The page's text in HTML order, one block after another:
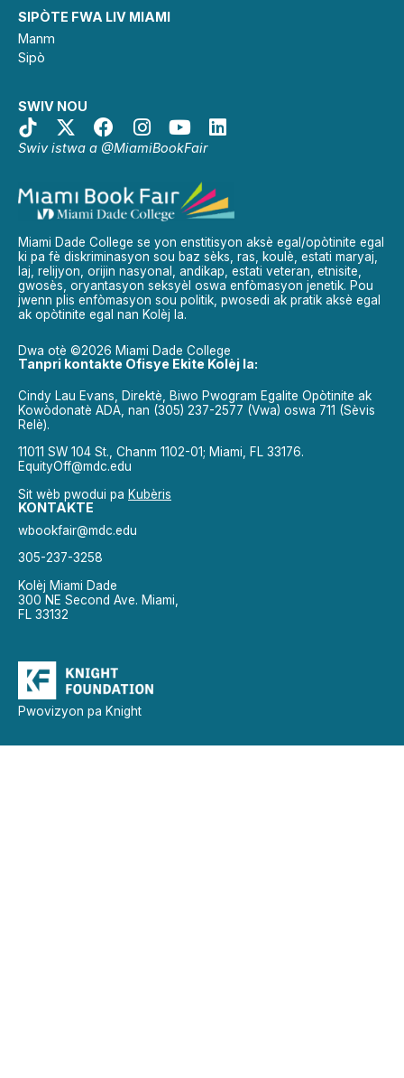
SIPÒTE FWA LIV MIAMI
Manm
Sipò
SWIV NOU
Swiv istwa a @MiamiBookFair
Miami Dade College se yon enstitisyon aksè egal/opòtinite egal
ki pa fè diskriminasyon sou baz sèks, ras, koulè, estati maryaj,
laj, relijyon, orijin nasyonal, andikap, estati veteran, etnisite,
gwosès, oryantasyon seksyèl oswa enfòmasyon jenetik. Pou
jwenn plis enfòmasyon sou politik, pwosedi ak pratik aksè egal
ak opòtinite egal nan Kolèj la.
Dwa otè ©2026 Miami Dade College
Tanpri kontakte Ofisye Ekite Kolèj la:
Cindy Lau Evans, Direktè, Biwo Pwogram Egalite Opòtinite ak
Kowòdonatè ADA, nan (305) 237-2577 (Vwa) oswa 711 (Sèvis
Relè).
11011 SW 104 St., Chanm 1102-01; Miami, FL 33176.
EquityOff@mdc.edu
Sit wèb pwodui pa Kubèris
KONTAKTE
wbookfair@mdc.edu
305-237-3258
Kolèj Miami Dade
300 NE Second Ave. Miami,
FL 33132
Pwovizyon pa Knight